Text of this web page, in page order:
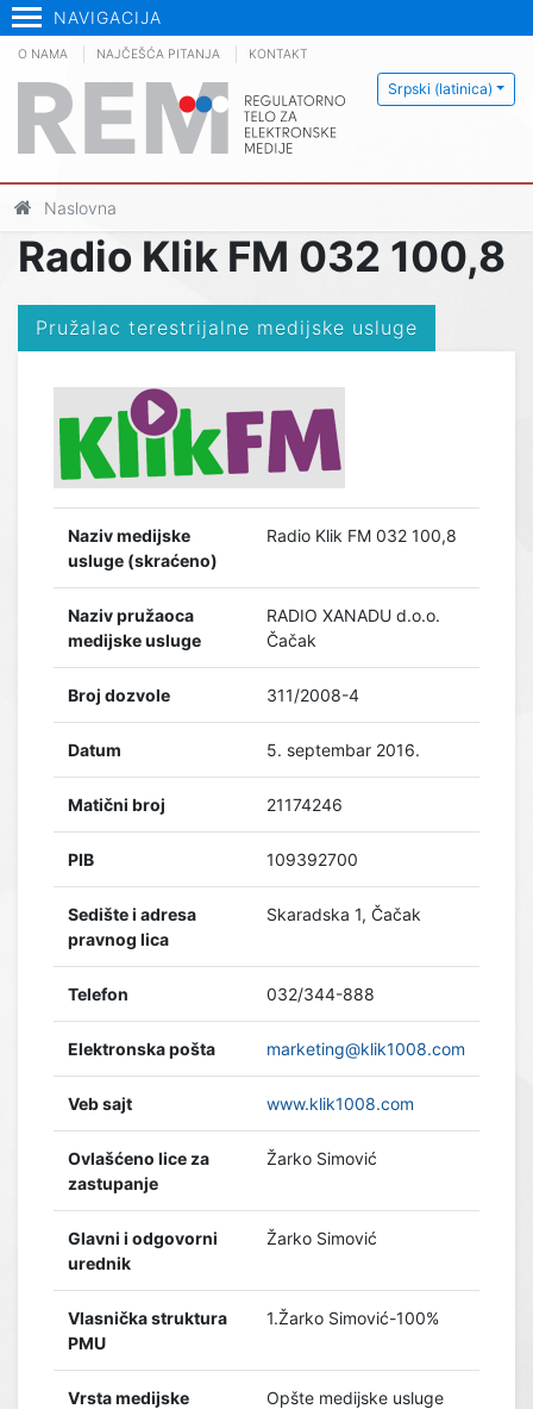
NAVIGACIJA
Srpski (latinica)
O NAMA NAJČEŠĆA PITANJA KONTAKT
Naslovna
Radio Klik FM 032 100,8
Pružalac terestrijalne medijske usluge
Naziv medijske
usluge (skraćeno)
Radio Klik FM 032 100,8
Naziv pružaoca
medijske usluge
RADIO XANADU d.o.o.
Čačak
Broj dozvole 311/2008-4
Datum 5. septembar 2016.
Matični broj 21174246
PIB 109392700
Sedište i adresa
pravnog lica
Skaradska 1, Čačak
Telefon 032/344-888
Elektronska pošta marketing@klik1008.com
Veb sajt www.klik1008.com
Ovlašćeno lice za
zastupanje
Žarko Simović
Glavni i odgovorni
urednik
Žarko Simović
Vlasnička struktura
PMU
1.Žarko Simović-100%
Vrsta medijske
Opšte medijske usluge